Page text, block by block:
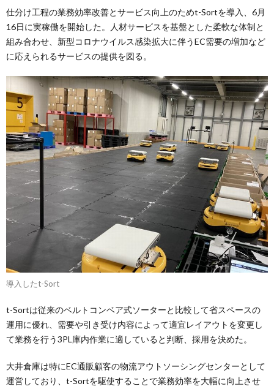
仕分け工程の業務効率改善とサービス向上のためt-Sortを導入、6月
16日に実稼働を開始した。人材サービスを基盤とした柔軟な体制と
組み合わせ、新型コロナウイルス感染拡大に伴うEC需要の増加など
に応えられるサービスの提供を図る。
導入したt-Sort
t-Sortは従来のベルトコンベア式ソーターと比較して省スペースの
運用に優れ、需要や引き受け内容によって適宜レイアウトを変更し
て業務を行う3PL庫内作業に適していると判断、採用を決めた。
大井倉庫は特にEC通販顧客の物流アウトソーシングセンターとして
運営しており、t-Sortを駆使することで業務効率を大幅に向上させ